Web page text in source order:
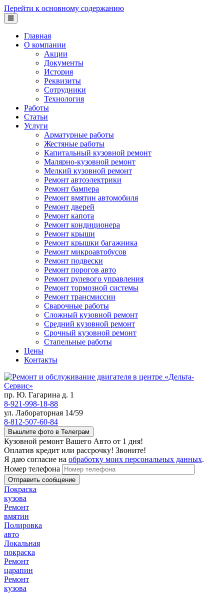
Перейти к основному содержанию
Главная
О компании
Акции
Документы
История
Реквизиты
Сотрудники
Технология
Работы
Статьи
Услуги
Арматурные работы
Жестяные работы
Капитальный кузовной ремонт
Малярно-кузовной ремонт
Мелкий кузовной ремонт
Ремонт автоэлектрики
Ремонт бампера
Ремонт вмятин автомобиля
Ремонт дверей
Ремонт капота
Ремонт кондиционера
Ремонт крыши
Ремонт крышки багажника
Ремонт микроавтобусов
Ремонт подвески
Ремонт порогов авто
Ремонт рулевого управления
Ремонт тормозной системы
Ремонт трансмиссии
Сварочные работы
Сложный кузовной ремонт
Средний кузовной ремонт
Срочный кузовной ремонт
Стапельные работы
Цены
Контакты
пр. Ю. Гагарина д. 1
8-921-998-18-88
ул. Лабораторная 14/59
8-812-507-60-84
Вышлите фото в Телеграм
Кузовной ремонт Вашего Авто от 1 дня!
Оплатив кредит или рассрочку! Звоните!
Я даю согласие на обработку моих персональных данных.
Номер телефона
Покраска
кузова
Ремонт
вмятин
Полировка
авто
Локальная
покраска
Ремонт
царапин
Ремонт
кузова